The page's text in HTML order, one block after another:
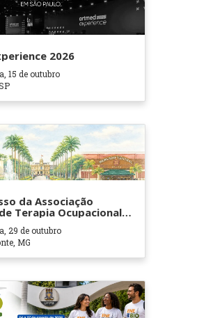
2026
15 de outubro
da Associação
Terapia Ocupacional
Hospitalares e
- ATOHOSP
29 de outubro
MG